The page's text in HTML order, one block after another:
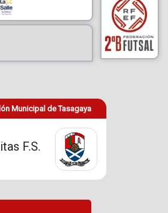
Municipal de Tasagaya
F.S.